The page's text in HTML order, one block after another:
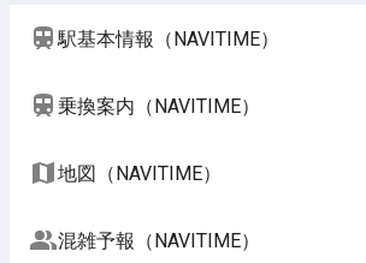
駅基本情報（NAVITIME）
乗換案内（NAVITIME）
地図（NAVITIME）
混雑予報（NAVITIME）